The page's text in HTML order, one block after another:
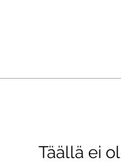
Täällä ei